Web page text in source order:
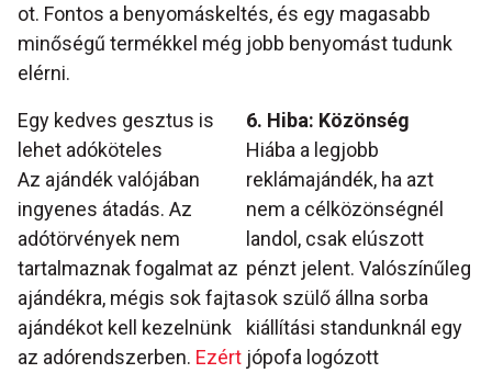
ot. Fontos a benyomáskeltés, és egy magasabb
minőségű termékkel még jobb benyomást tudunk
elérni.
Egy kedves gesztus is
lehet adóköteles
Az ajándék valójában
ingyenes átadás. Az
adótörvények nem
tartalmaznak fogalmat az
ajándékra, mégis sok fajta
ajándékot kell kezelnünk
az adórendszerben. Ezért
6. Hiba: Közönség
Hiába a legjobb
reklámajándék, ha azt
nem a célközönségnél
landol, csak elúszott
pénzt jelent. Valószínűleg
sok szülő állna sorba
kiállítási standunknál egy
jópofa logózott